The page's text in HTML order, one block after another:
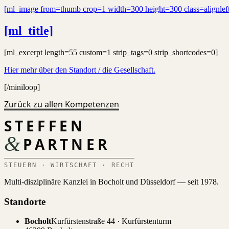
[ml_image from=thumb crop=1 width=300 height=300
[ml_title]
[ml_excerpt length=55 custom=1 strip_tags=0 strip_shortcodes=0]
Hier mehr über den Standort / die Gesellschaft.
[/miniloop]
Zurück zu allen Kompetenzen
STEFFEN
&PARTNER
STEUERN · WIRTSCHAFT · RECHT
Multi-disziplinäre Kanzlei in Bocholt und Düsseldorf — seit 1978.
Standorte
BocholtKurfürstenstraße 44 · Kurfürstenturm